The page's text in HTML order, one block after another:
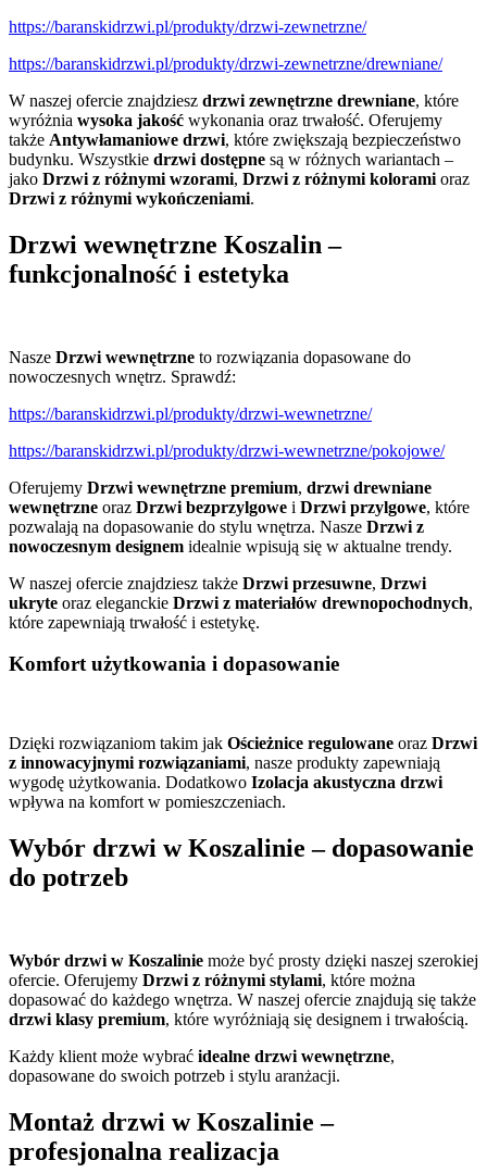
https://baranskidrzwi.pl/produkty/drzwi-zewnetrzne/
https://baranskidrzwi.pl/produkty/drzwi-zewnetrzne/drewniane/
W naszej ofercie znajdziesz drzwi zewnętrzne drewniane, które
wyróżnia wysoka jakość wykonania oraz trwałość. Oferujemy
także Antywłamaniowe drzwi, które zwiększają bezpieczeństwo
budynku. Wszystkie drzwi dostępne są w różnych wariantach –
jako Drzwi z różnymi wzorami, Drzwi z różnymi kolorami oraz
Drzwi z różnymi wykończeniami.
Drzwi wewnętrzne Koszalin –
funkcjonalność i estetyka
Nasze Drzwi wewnętrzne to rozwiązania dopasowane do
nowoczesnych wnętrz. Sprawdź:
https://baranskidrzwi.pl/produkty/drzwi-wewnetrzne/
https://baranskidrzwi.pl/produkty/drzwi-wewnetrzne/pokojowe/
Oferujemy Drzwi wewnętrzne premium, drzwi drewniane
wewnętrzne oraz Drzwi bezprzylgowe i Drzwi przylgowe, które
pozwalają na dopasowanie do stylu wnętrza. Nasze Drzwi z
nowoczesnym designem idealnie wpisują się w aktualne trendy.
W naszej ofercie znajdziesz także Drzwi przesuwne, Drzwi
ukryte oraz eleganckie Drzwi z materiałów drewnopochodnych,
które zapewniają trwałość i estetykę.
Komfort użytkowania i dopasowanie
Dzięki rozwiązaniom takim jak Ościeżnice regulowane oraz Drzwi
z innowacyjnymi rozwiązaniami, nasze produkty zapewniają
wygodę użytkowania. Dodatkowo Izolacja akustyczna drzwi
wpływa na komfort w pomieszczeniach.
Wybór drzwi w Koszalinie – dopasowanie
do potrzeb
Wybór drzwi w Koszalinie może być prosty dzięki naszej szerokiej
ofercie. Oferujemy Drzwi z różnymi stylami, które można
dopasować do każdego wnętrza. W naszej ofercie znajdują się także
drzwi klasy premium, które wyróżniają się designem i trwałością.
Każdy klient może wybrać idealne drzwi wewnętrzne,
dopasowane do swoich potrzeb i stylu aranżacji.
Montaż drzwi w Koszalinie –
profesjonalna realizacja